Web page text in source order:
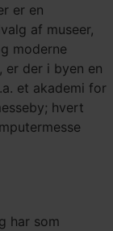
er en
af museer,
moderne
er der i byen en
et akademi for
hvert
har som